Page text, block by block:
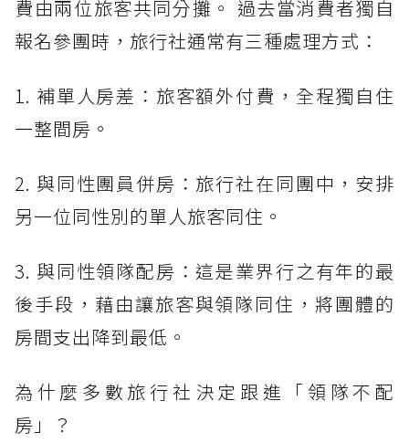
費由兩位旅客共同分攤。 過去當消費者獨自
報名參團時，旅行社通常有三種處理方式：
1. 補單人房差：旅客額外付費，全程獨自住
一整間房。
2. 與同性團員併房：旅行社在同團中，安排
另一位同性別的單人旅客同住。
3. 與同性領隊配房：這是業界行之有年的最
後手段，藉由讓旅客與領隊同住，將團體的
房間支出降到最低。
為什麼多數旅行社決定跟進「領隊不配
房」？